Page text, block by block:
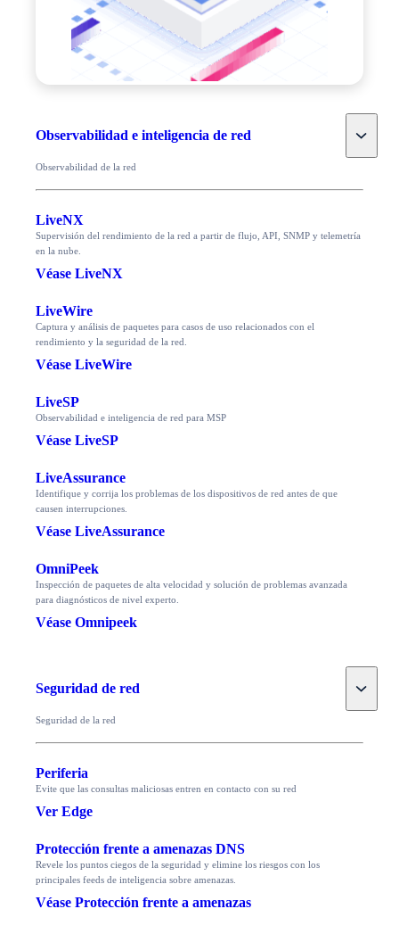
Observabilidad e inteligencia de red Toggle
Observabilidad de la red
LiveNX
Supervisión del rendimiento de la red a partir de flujo, API, SNMP y telemetría
en la nube.
Véase LiveNX
LiveWire
Captura y análisis de paquetes para casos de uso relacionados con el
rendimiento y la seguridad de la red.
Véase LiveWire
LiveSP
Observabilidad e inteligencia de red para MSP
Véase LiveSP
LiveAssurance
Identifique y corrija los problemas de los dispositivos de red antes de que
causen interrupciones.
Véase LiveAssurance
OmniPeek
Inspección de paquetes de alta velocidad y solución de problemas avanzada
para diagnósticos de nivel experto.
Véase Omnipeek
Seguridad de red Toggle
Seguridad de la red
Periferia
Evite que las consultas maliciosas entren en contacto con su red
Ver Edge
Protección frente a amenazas DNS
Revele los puntos ciegos de la seguridad y elimine los riesgos con los
principales feeds de inteligencia sobre amenazas.
Véase Protección frente a amenazas